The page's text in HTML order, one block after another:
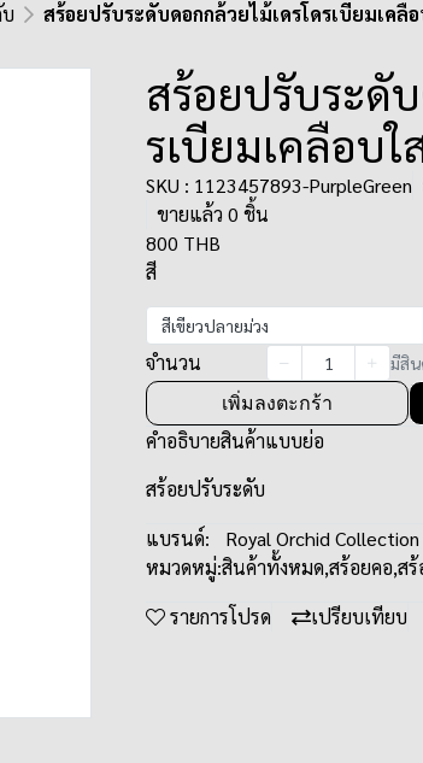
สร้อยปรับระดับดอกกล้วยไม้เดรโดรเบียมเคลื
สร้อยปรับระดั
รเบียมเคลือบใ
SKU : 1123457893-PurpleGreen
ขายแล้ว 0 ชิ้น
800 THB
สี
สีเขียวปลายม่วง
จำนวน มีสิ
เพิ่มลงตะกร้า
คำอธิบายสินค้าแบบย่อ
สร้อยปรับระดับ
แบรนด์:
Royal Orchid Collection
หมวดหมู่:สินค้าทั้งหมด,สร้อยคอ,ส
รายการโปรด
เปรียบเทียบ